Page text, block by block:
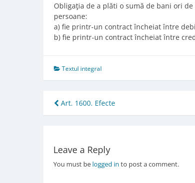
Obligaţia de a plăti o sumă de bani ori
persoane:
a) fie printr-un contract încheiat între
b) fie printr-un contract încheiat între
Textul integral
Post
navigation
Art. 1600. Efecte
Leave a Reply
You must be logged in to post a comment.